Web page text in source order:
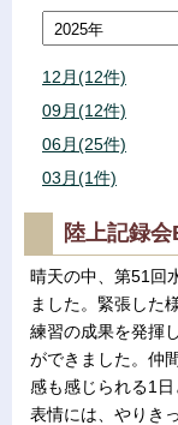
12月(12件)
09月(12件)
06月(25件)
03月(1件)
陸上記録
晴天の中、第51回
ました。緊張した
練習の成果を発揮
ができました。仲
感も感じられる1
表情には、やりき